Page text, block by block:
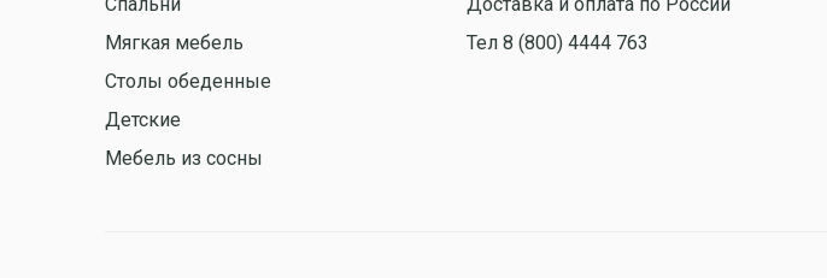
Мягкая мебель
Столы обеденные
Детские
Мебель из сосны
Тел 8 (800) 4444 763